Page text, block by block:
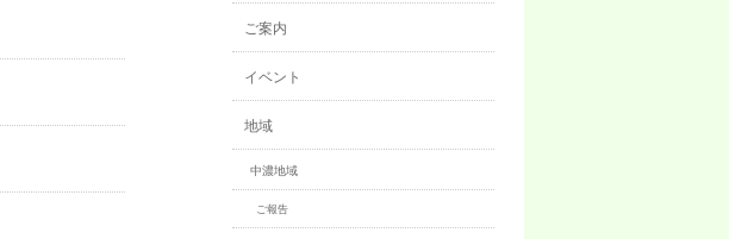
ご案内
イベント
地域
中濃地域
ご報告